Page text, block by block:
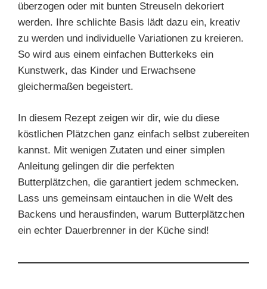
überzogen oder mit bunten Streuseln dekoriert
werden. Ihre schlichte Basis lädt dazu ein, kreativ
zu werden und individuelle Variationen zu kreieren.
So wird aus einem einfachen Butterkeks ein
Kunstwerk, das Kinder und Erwachsene
gleichermaßen begeistert.
In diesem Rezept zeigen wir dir, wie du diese
köstlichen Plätzchen ganz einfach selbst zubereiten
kannst. Mit wenigen Zutaten und einer simplen
Anleitung gelingen dir die perfekten
Butterplätzchen, die garantiert jedem schmecken.
Lass uns gemeinsam eintauchen in die Welt des
Backens und herausfinden, warum Butterplätzchen
ein echter Dauerbrenner in der Küche sind!